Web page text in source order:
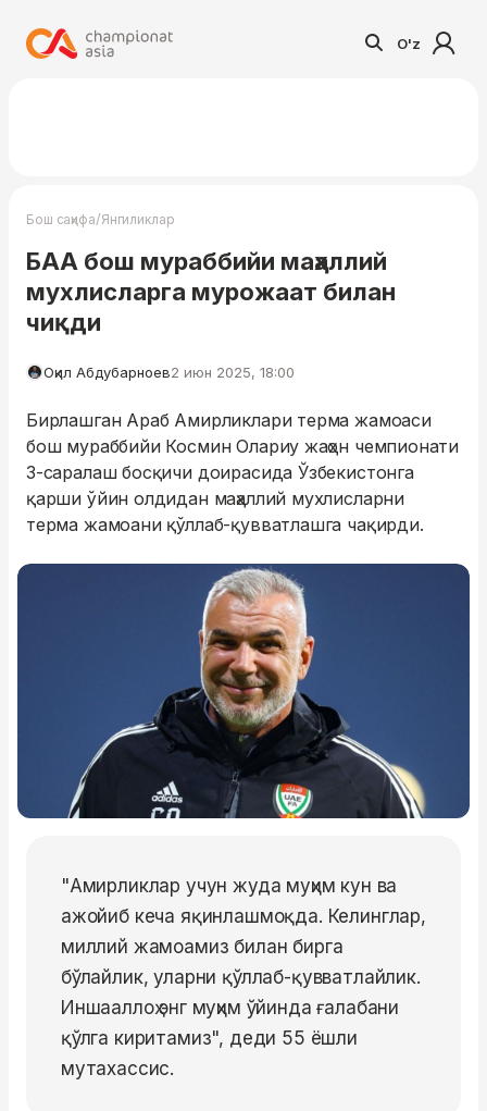
O'z
Бош саҳифа/Янгиликлар
БАА бош мураббийи маҳаллий
мухлисларга мурожаат билан
чиқди
Оқил Абдубарноев2 июн 2025, 18:00
Бирлашган Араб Амирликлари терма жамоаси
бош мураббийи Космин Олариу жаҳон чемпионати
3-саралаш босқичи доирасида Ўзбекистонга
қарши ўйин олдидан маҳаллий мухлисларни
терма жамоани қўллаб-қувватлашга чақирди.
"Амирликлар учун жуда муҳим кун ва
ажойиб кеча яқинлашмоқда. Келинглар,
миллий жамоамиз билан бирга
бўлайлик, уларни қўллаб-қувватлайлик.
Иншааллоҳ энг муҳим ўйинда ғалабани
қўлга киритамиз", деди 55 ёшли
мутахассис.